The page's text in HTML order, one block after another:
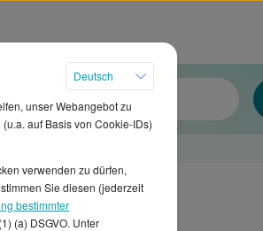
Deutsch
unser Webangebot zu
auf Basis von Cookie-IDs)
verwenden zu dürfen,
Sie diesen (jederzeit
bestimmter
(a) DSGVO. Unter